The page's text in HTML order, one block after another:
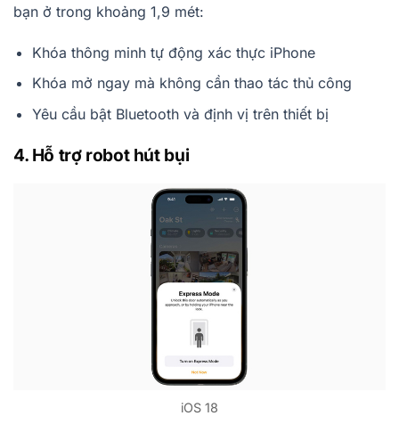
bạn ở trong khoảng 1,9 mét:
Khóa thông minh tự động xác thực iPhone
Khóa mở ngay mà không cần thao tác thủ công
Yêu cầu bật Bluetooth và định vị trên thiết bị
4. Hỗ trợ robot hút bụi
iOS 18